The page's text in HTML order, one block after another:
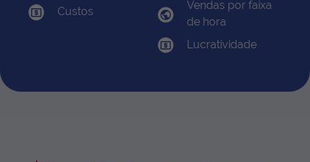
Custos
Vendas por faixa
de hora
Lucratividade